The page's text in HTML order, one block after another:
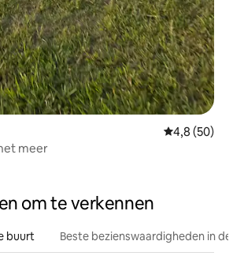
Gemiddelde
4,8 (50)
meer
om te verkennen
buurt Beste bezienswaardigheden in